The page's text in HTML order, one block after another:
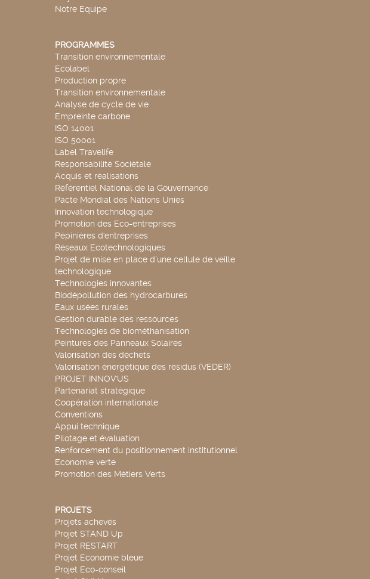
Notre Equipe
PROGRAMMES
Transition environnementale
Ecolabel
Production propre
Transition environnementale
Analyse de cycle de vie
Empreinte carbone
ISO 14001
ISO 50001
Label Travelife
Responsabilité Sociétale
Acquis et réalisations
Référentiel National de la Gouvernance
Pacte Mondial des Nations Unies
Innovation technologique
Promotion des Eco-entreprises
Pépinières d'entreprises
Réseaux Ecotechnologiques
Projet de mise en place d’une cellule de veille
technologique
Technologies innovantes
Biodépollution des hydrocarbures
Eaux usées rurales
Gestion durable des ressources
Technologies de biométhanisation
Peintures des Panneaux Solaires
Valorisation des déchets
Valorisation énergétique des résidus (VEDER)
PROJET INNOV'US
Partenariat stratégique
Coopération internationale
Conventions
Appui technique
Pilotage et évaluation
Renforcement du positionnement institutionnel
Economie verte
Promotion des Métiers Verts
PROJETS
Projets achevés
Projet STAND Up
Projet RESTART
Projet Economie bleue
Projet Eco-conseil